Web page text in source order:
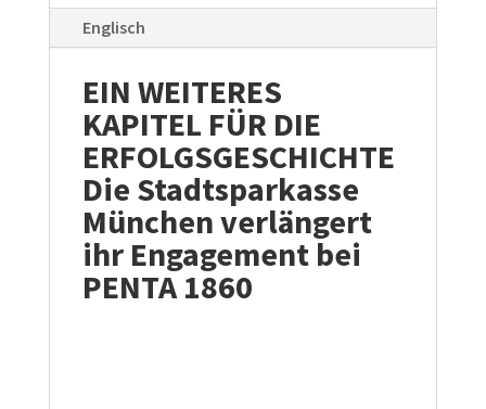
Englisch
EIN WEITERES
KAPITEL FÜR DIE
ERFOLGSGESCHICHTE
Die Stadtsparkasse
München verlängert
ihr Engagement bei
PENTA 1860